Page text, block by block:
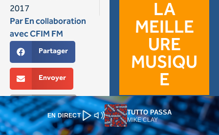
EN DIRECT TUTTO PASSA
MIKE CLAY